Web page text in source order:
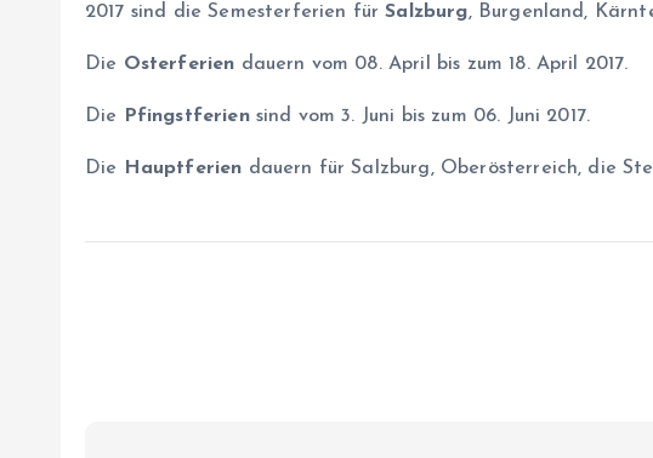
2017 sind die Semesterferien fürSalzburg, Burgenland,
Die Osterferien dauern vom 08. April bis zum 18. April 2017.
Die Pfingstferiensind vom 3. Juni bis zum 06. Juni 2017.
Die Hauptferien dauern für Salzburg, Oberösterreich, die